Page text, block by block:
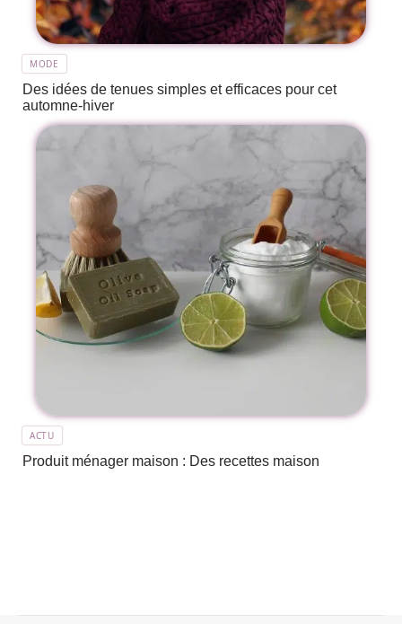
MODE
Des idées de tenues simples et efficaces pour cet
automne-hiver
ACTU
Produit ménager maison : Des recettes maison